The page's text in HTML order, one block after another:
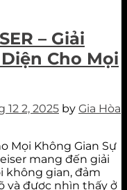
– Giải
Cho Mọi
12 2, 2025 by Gia Hòa
Mọi Không Gian Sự
mang đến giải
không gian, đảm
và được nhìn thấy ở